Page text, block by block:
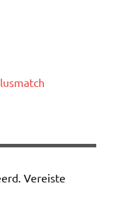
Vereiste